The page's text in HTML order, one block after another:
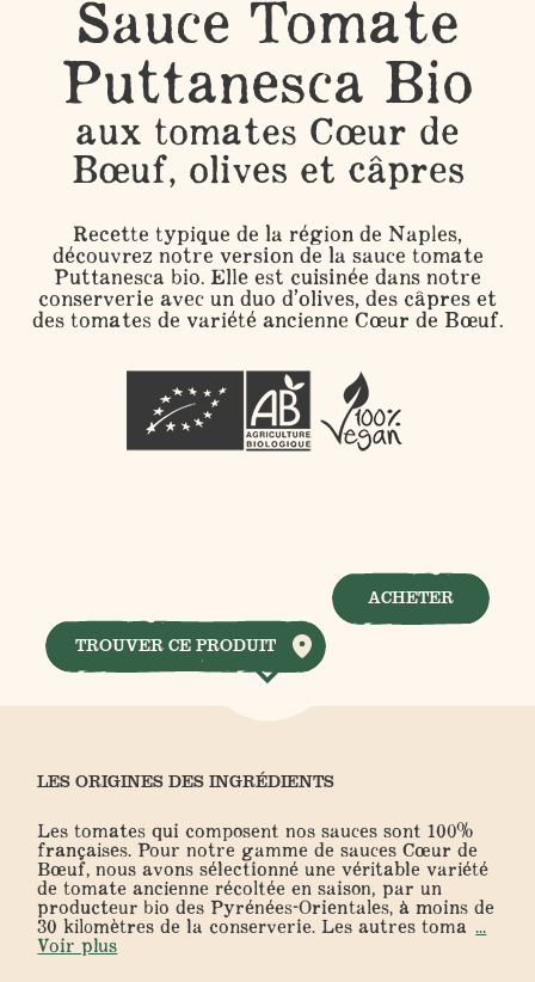
Sauce Tomate
Puttanesca Bio
aux tomates Cœur de
Bœuf, olives et câpres
Recette typique de la région de Naples,
découvrez notre version de la sauce tomate
Puttanesca bio. Elle est cuisinée dans notre
conserverie avec un duo d’olives, des câpres et
des tomates de variété ancienne Cœur de Bœuf.
TROUVER CE PRODUIT
ACHETER
LES ORIGINES DES INGRÉDIENTS
Les tomates qui composent nos sauces sont 100%
françaises. Pour notre gamme de sauces Cœur de
Bœuf, nous avons sélectionné une véritable variété
de tomate ancienne récoltée en saison, par un
producteur bio des Pyrénées-Orientales, à moins de
30 kilomètres de la conserverie. Les autres toma ...
Voir plus